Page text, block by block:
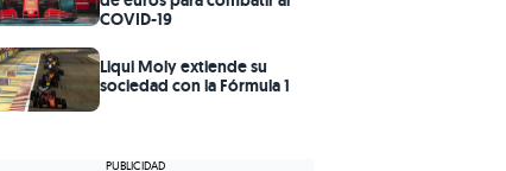
COVID-19
Liqui Moly extiende su
sociedad con la Fórmula 1